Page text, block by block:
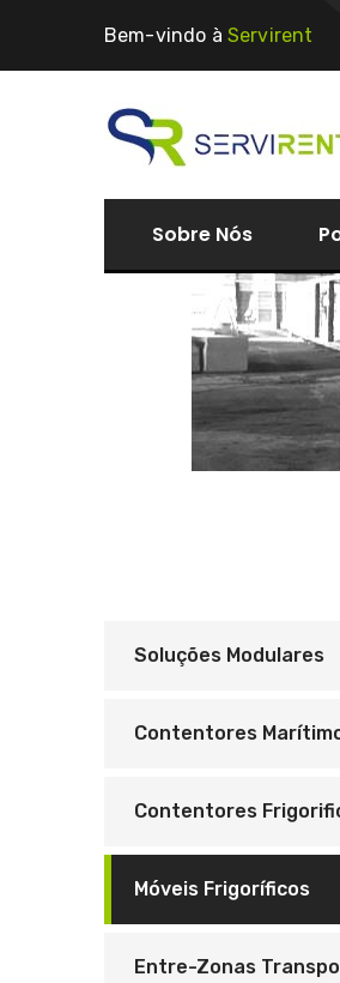
Bem-vindo à Servirent
Sobre Nós
Soluções Modulares
Contentores
Contentores
Móveis Frigoríficos
Entre-Zonas